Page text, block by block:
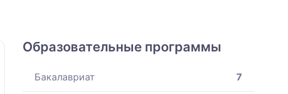
Образовательные программы
Бакалавриат 7